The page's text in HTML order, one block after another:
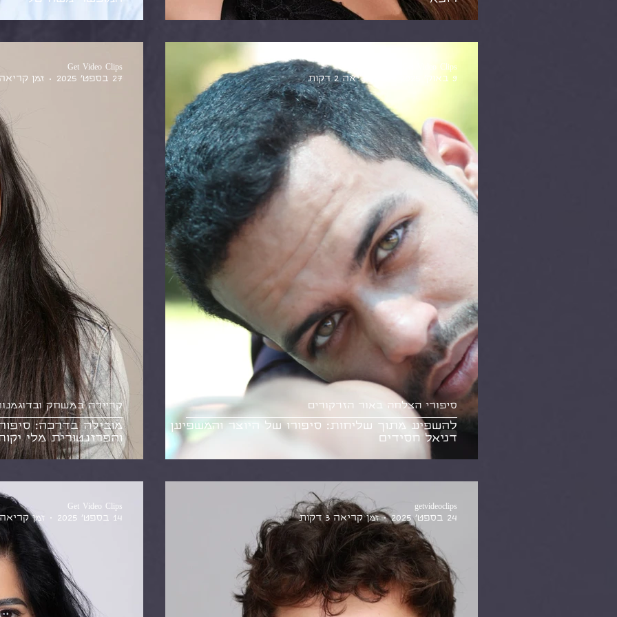
להשפיע מתוך שליחות: סיפורו של היוצר והמשפיען
דניאל חסידים
סיפורי הצלחה באור הזרקורים
Get Video Clips
9 באוק׳ 2025
זמן קריאה 2 דקות
מובילה בדרכה:
והפרזנטורית מלי
קריירה במשחק
Get Video Clips
27 בספט׳ 2025
זמן קריאה 4
getvideoclips
24 בספט׳ 2025
זמן קריאה 3 דקות
Get Video Clips
14 בספט׳ 2025
זמן קריאה 2